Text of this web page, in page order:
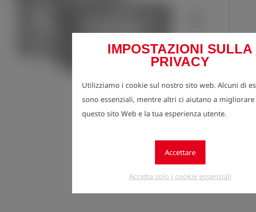
IMPOSTAZIONI SULLA
PRIVACY
Utilizziamo i cookie sul nostro sito web. Alcuni di
sono essenziali, mentre altri ci aiutano a migliorare
questo sito Web e la tua esperienza utente.
Accettare
Accetta solo i cookie essenziali
lock